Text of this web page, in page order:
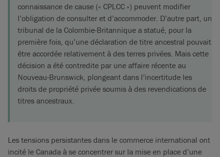
connaissance de cause (« CPLCC ») peuvent modifier
l’obligation de consulter et d’accommoder. D’autre part, un
tribunal de la Colombie-Britannique a statué, pour la
première fois, qu’une déclaration de titre ancestral pouvait
être accordée relativement à des terres privées. Mais cette
décision a été contredite par une affaire récente au
Nouveau-Brunswick, plongeant dans l’incertitude les
droits de propriété privée soumis à des revendications de
titres ancestraux.
Les tensions persistantes dans le commerce international ont
incité le Canada à se concentrer sur la mise en place d’une